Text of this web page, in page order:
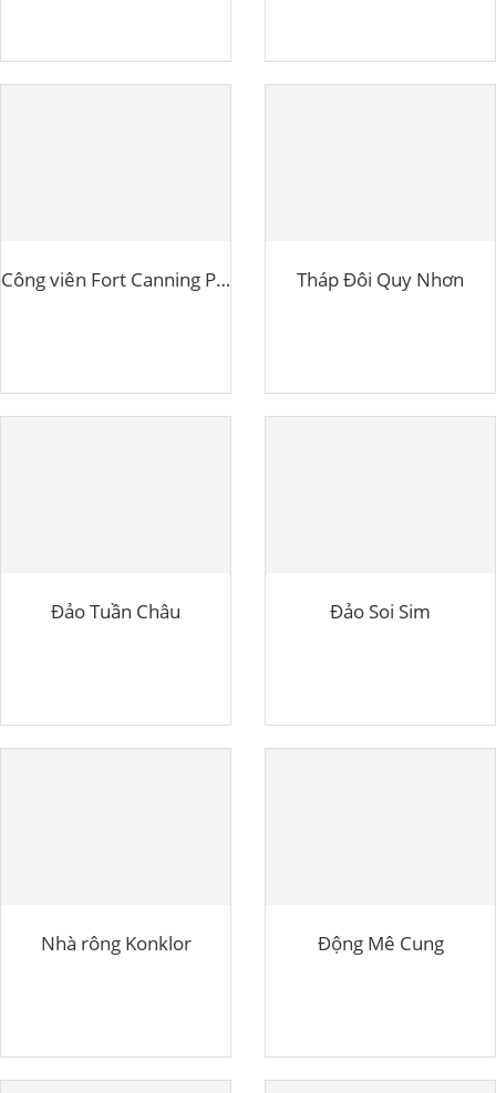
Công viên Fort Canning Park Tháp Đôi Quy Nhơn
Đảo Tuần Châu Đảo Soi Sim
Nhà rông Konklor Động Mê Cung